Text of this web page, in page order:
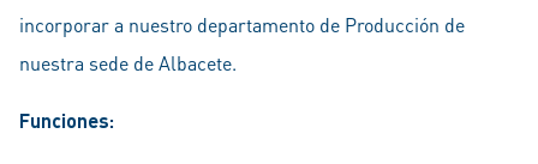
incorporar a nuestro departamento de Producción de
nuestra sede de Albacete.
Funciones: